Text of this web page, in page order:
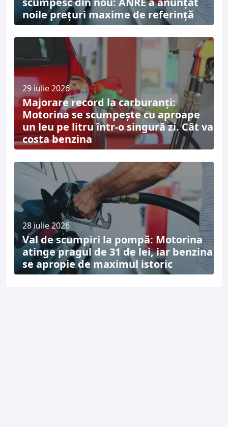
noile prețuri maxime de referință
29 iulie 2026
Majorare record la carburanți:
Motorina se scumpește cu aproape
un leu pe litru într-o singură zi. Cât va
costa benzina
28 iulie 2026
Val de scumpiri la pompă: Motorina
atinge pragul de 31 de lei, iar benzina
se apropie de maximul istoric